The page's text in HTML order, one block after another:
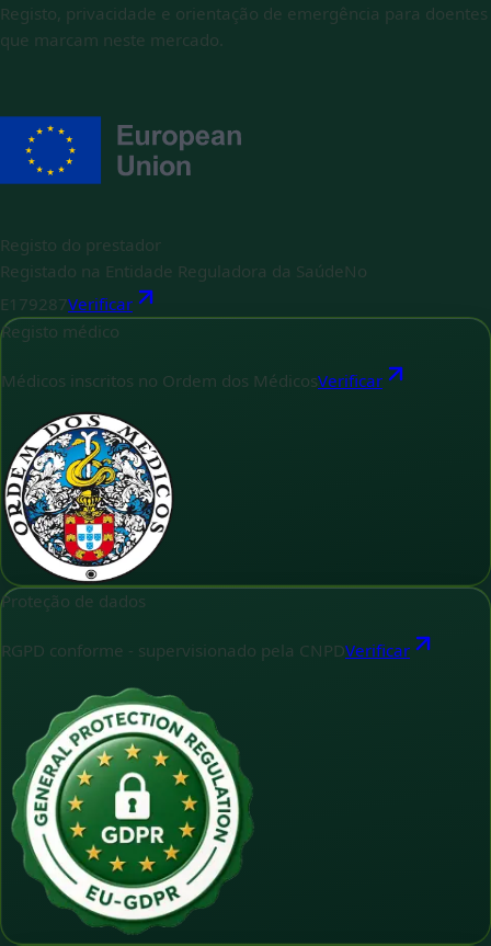
Registo, privacidade e orientação de emergência para doentes
que marcam neste mercado.
Registo do prestador
Registado na Entidade Reguladora da Saúde No
E179287Verificar
Registo médico
Médicos inscritos no Ordem dos MédicosVerificar
Proteção de dados
RGPD conforme - supervisionado pela CNPDVerificar